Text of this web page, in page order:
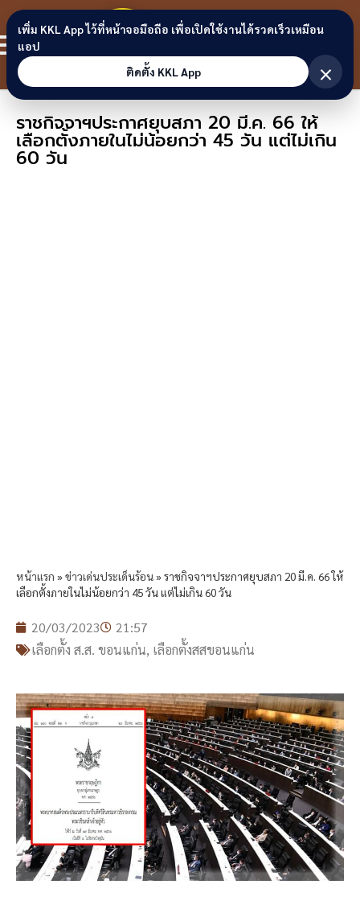
Skip to content
ขอนแก่น
ลิงก์
ราชกิจจาฯประกาศยุบสภา 20 มี.ค. 66 ให้
เลือกตั้งภายในไม่น้อยกว่า 45 วัน แต่ไม่เกิน
60 วัน
หน้าแรก »ข่าวเด่นประเด็นร้อน»ราชกิจจาฯประกาศยุบสภา 20 มี.ค. 66 ให้
เลือกตั้งภายในไม่น้อยกว่า 45 วัน แต่ไม่เกิน 60 วัน
20/03/2023
21:57
เลือกตั้ง ส.ส. ขอนแก่น, เลือกตั้งสสขอนแก่น
เพิ่ม KKL App ไว้ที่หน้าจอมือถือ เพื่อเปิดใช้งานได้รวดเร็วเหมือน
แอป
ติดตั้ง KKL App
×